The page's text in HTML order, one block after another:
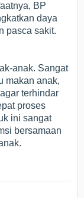
BP
daya
pasca sakit.
anak. Sangat
makan anak,
terhindar
proses
ini sangat
bersamaan